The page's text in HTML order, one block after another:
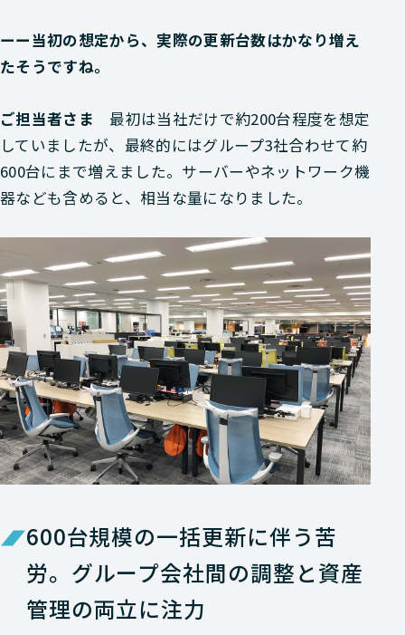
ーー当初の想定から、実際の更新台数はかなり増え
たそうですね。
ご担当者さま 最初は当社だけで約200台程度を想定
していましたが、最終的にはグループ3社合わせて約
600台にまで増えました。サーバーやネットワーク機
器なども含めると、相当な量になりました。
600台規模の一括更新に伴う苦
労。グループ会社間の調整と資産
管理の両立に注力